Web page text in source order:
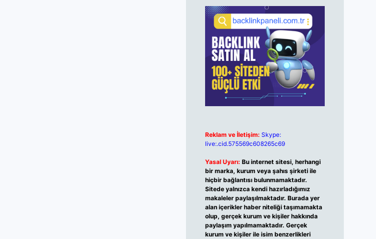
Reklam ve İletişim: Skype:
live:.cid.575569c608265c69
Yasal Uyarı: Bu internet sitesi, herhangi
bir marka, kurum veya şahıs şirketi ile
hiçbir bağlantısı bulunmamaktadır.
Sitede yalnızca kendi hazırladığımız
makaleler paylaşılmaktadır. Burada yer
alan içerikler haber niteliği taşımamakta
olup, gerçek kurum ve kişiler hakkında
paylaşım yapılmamaktadır. Gerçek
kurum ve kişiler ile isim benzerlikleri